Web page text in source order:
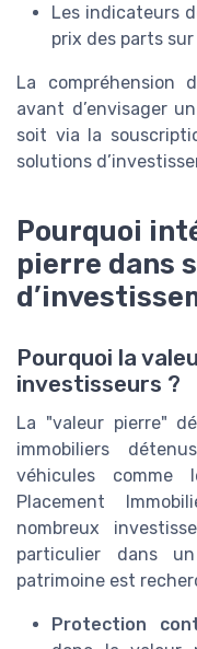
Les indicateurs
prix des parts
La compréhension
avant d’envisager
soit via la
solutions
Pourquoi
pierre dans
Pourquoi la
investisseurs ?
La "valeur pierre"
immobiliers
véhicules comme
Placement
nombreux
particulier dans
patrimoine est
Protection